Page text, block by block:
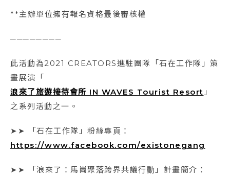
**主辦單位擁有報名資格最後審核權
────────
此活動為2021 CREATORS進駐團隊「石在工作隊」策
畫展演「
浪來了旅遊接待會所 IN WAVES Tourist Resort 」
之系列活動之一。
➤➤ 「石在工作隊」粉絲專頁：
https://www.facebook.com/existonegang
➤➤ 「浪來了：馬崗聚落跨界共議行動」計畫簡介：